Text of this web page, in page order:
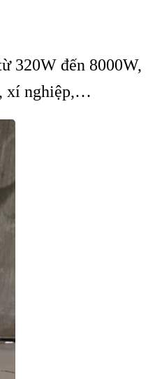
320W đến 8000W,
xí nghiệp,…